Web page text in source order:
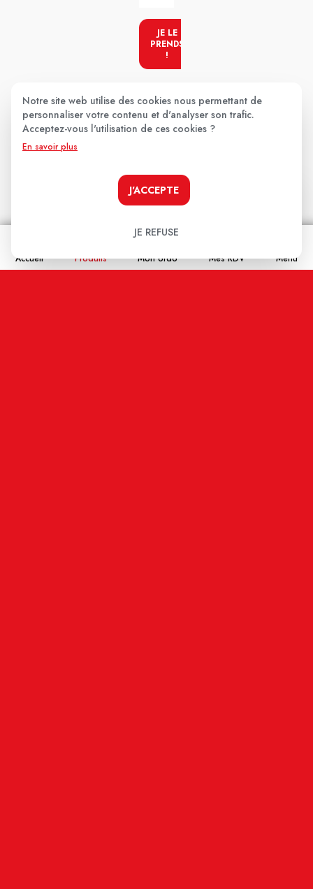
Accueil Produits Mon ordo Mes RDV Menu
JE LE
PRENDS
!
Les avis clients.
Aucun avis pour le moment.
Soyez le premier à donner votre avis !
Votre note:
★ ★ ★ ★ ★
Notre site web utilise des cookies nous permettant de
personnaliser votre contenu et d'analyser son trafic.
Acceptez-vous l'utilisation de ces cookies ?
En savoir plus
J'ACCEPTE
JE REFUSE